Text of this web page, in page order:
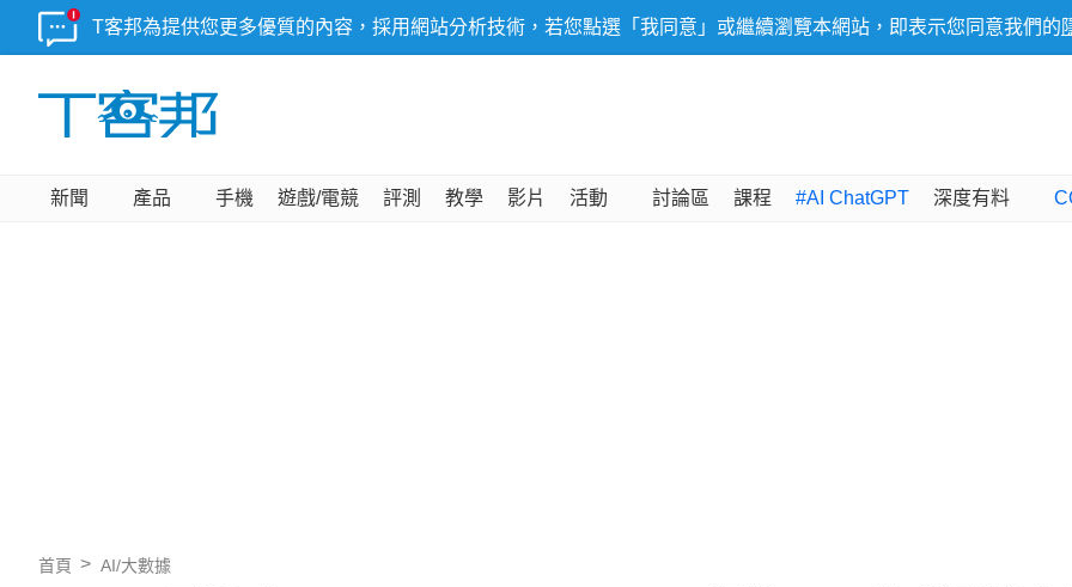
T客邦為提供您更多優質的內容，採用網站分析技術，若您點選「我同意」或繼續瀏覽本網站，即表示您同意我們的
新聞 產品 手機 遊戲/電競 評測 教學 影片 活動 討論區 課程 #AI ChatGPT 深度有料
首頁 AI/大數據